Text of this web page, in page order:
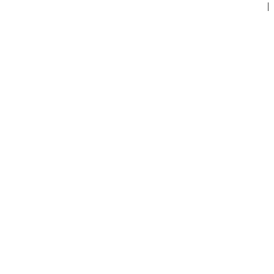
|